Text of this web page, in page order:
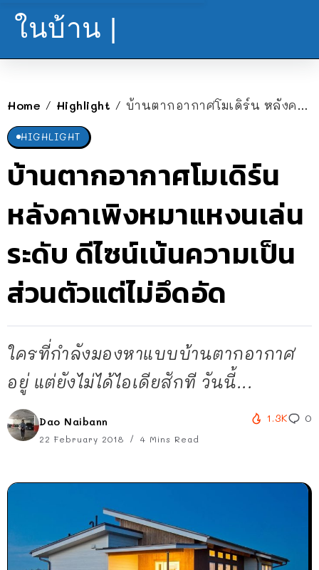
ในบ้าน |
Home / Highlight / บ้านตากอากาศโมเดิร์น หลังคาเพิงหมาแหงนเล่นระดับ ดีไซน์เน้นความเป็นส่วนตัวแต่ไม่อึดอัด
HIGHLIGHT
บ้านตากอากาศโมเดิร์น
หลังคาเพิงหมาแหงนเล่น
ระดับ ดีไซน์เน้นความเป็น
ส่วนตัวแต่ไม่อึดอัด
ใครที่กำลังมองหาแบบบ้านตากอากาศ
อยู่ แต่ยังไม่ได้ไอเดียสักที วันนี้...
Dao Naibann
22 February 2018 4 Mins Read
1.3K 0